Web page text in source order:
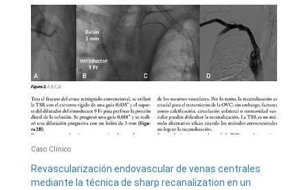
Caso Clínico
Revascularización endovascular de venas centrales
mediante la técnica de sharp recanalization en un